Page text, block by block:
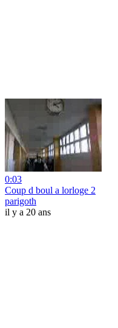
0:03
Coup d boul a lorloge 2
parigoth
il y a 20 ans